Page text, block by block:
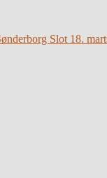
Slot 18.